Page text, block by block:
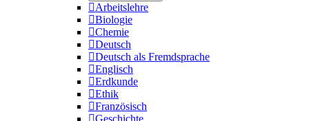
Arbeitslehre
Biologie
Chemie
Deutsch
Deutsch als Fremdsprache
Englisch
Erdkunde
Ethik
Französisch
Geschichte